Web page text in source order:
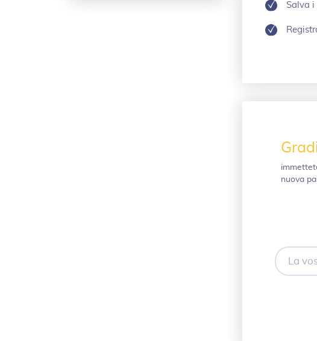
Salva i
nuova
La
vostra
email